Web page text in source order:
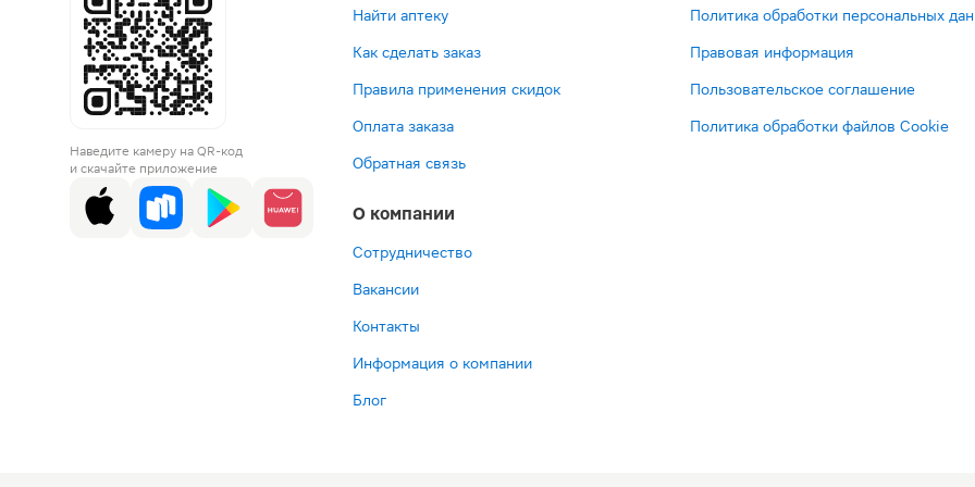
Наведите камеру на QR-код
и скачайте приложение
Найти аптеку
Как сделать заказ
Правила применения скидок
Оплата заказа
Обратная связь
О компании
Сотрудничество
Вакансии
Контакты
Информация о компании
Блог
Политика обработки персональных
Правовая информация
Пользовательское соглашение
Политика обработки файлов Cookie